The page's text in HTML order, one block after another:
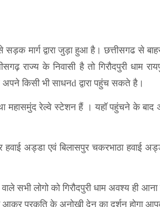
सड़क मार्ग द्वारा जुड़ा हुआ है। छत्तीसगढ
के निवासी है तो गिरौदपुरी धाम
किसी भी साधनd द्वारा पहुंच सकते है।
तथा महासमुंद रेल्वे स्टेशन हैं । यहॉ पहुंचने के
हवाई अड्डा एवं बिलासपुर चकरभाठा
सभी लोगो को गिरौदपुरी धाम अवश्य ही
प्रकृति के अनोखी देन का दर्शन होगा